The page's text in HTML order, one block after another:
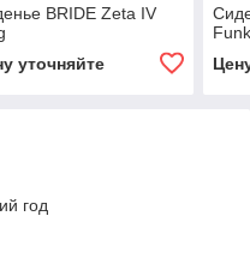
BRIDE Zeta IV
уточняйте
год